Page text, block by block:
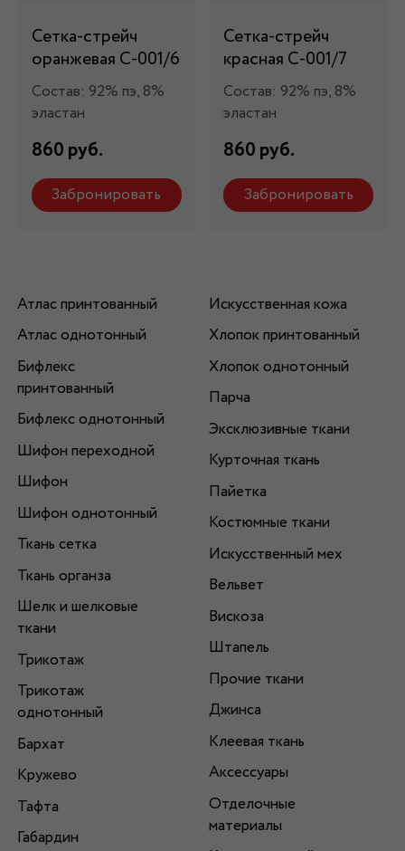
Сетка-стрейч
оранжевая С-001/6
Состав: 92% пэ, 8%
эластан
860 руб.
Забронировать
Сетка-стрейч
красная С-001/7
Состав: 92% пэ, 8%
эластан
860 руб.
Забронировать
Атлас принтованный
Атлас однотонный
Бифлекс
принтованный
Бифлекс однотонный
Шифон переходной
Шифон
Шифон однотонный
Ткань сетка
Ткань органза
Шелк и шелковые
ткани
Трикотаж
Трикотаж
однотонный
Бархат
Кружево
Тафта
Габардин
Искусственная кожа
Хлопок принтованный
Хлопок однотонный
Парча
Эксклюзивные ткани
Курточная ткань
Пайетка
Костюмные ткани
Искусственный мех
Вельвет
Вискоза
Штапель
Прочие ткани
Джинса
Клеевая ткань
Аксессуары
Отделочные
материалы